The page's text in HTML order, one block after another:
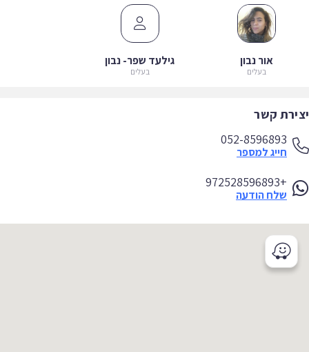
אור נבון
בעלים
גילעד שפר- נבון
בעלים
קשר
052-8596893
חייג למספר
+972528596893
שלח הודעה